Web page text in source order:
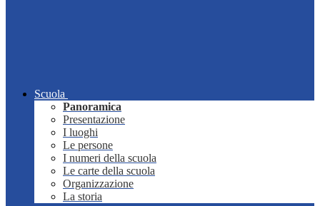
Scuola
Panoramica
Presentazione
I luoghi
Le persone
I numeri della scuola
Le carte della scuola
Organizzazione
La storia